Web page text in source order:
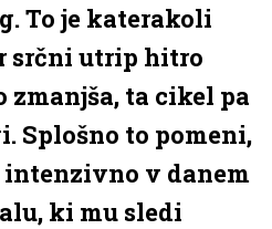
To je katerakoli
srčni utrip hitro
zmanjša, ta cikel pa
Splošno to pomeni,
v danem
ki mu sledi